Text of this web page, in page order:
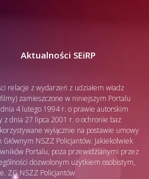
Aktualności SEiRP
relacje z wydarzeń z udziałem władz
zamieszczone w niniejszym Portalu
4 lutego 1994 r. o prawie autorskim
z dnia 27 lipca 2001 r. o ochronie baz
wyłącznie na postawie umowy
NSZZ Policjantów. Jakiekolwiek
Portalu, poza przewidzianymi przez
dozwolonym użytkiem osobistym,
ZG NSZZ Policjantów